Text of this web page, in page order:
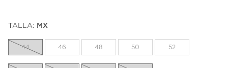
TALLA: MX
44 46 48 50 52